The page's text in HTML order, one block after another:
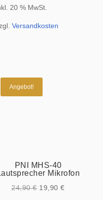
27,90 €
20 % MwSt.
Versandkosten
Angebot!
PNI MHS-40
Mikrofon
24,90€ Ursprünglicher
19,90€Aktueller